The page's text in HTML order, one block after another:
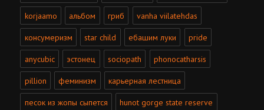
korjaamo альбом гриб vanha viilatehdas
консумеризм star child ебашим луки pride
anycubic эстонец sociopath phonocatharsis
pillion феминизм карьерная лестница
песок из жопы сыпется hunot gorge state reserve